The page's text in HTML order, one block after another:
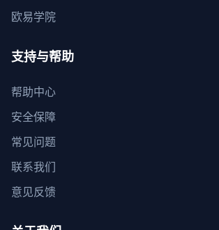
欧易学院
支持与帮助
帮助中心
安全保障
常见问题
联系我们
意见反馈